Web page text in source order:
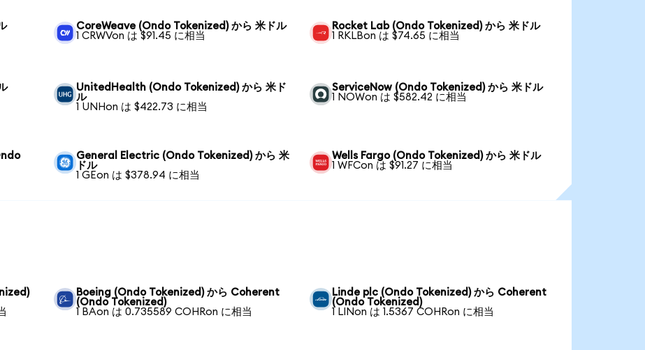
CoreWeave (Ondo Tokenized) から 米ドル
1 CRWVon は $91.45 に相当
Rocket Lab (Ondo Tokenized) から 米ドル
1 RKLBon は $74.65 に相当
UnitedHealth (Ondo Tokenized) から 米ド
ル
1 UNHon は $422.73 に相当
ServiceNow (Ondo Tokenized) から 米ドル
1 NOWon は $582.42 に相当
General Electric (Ondo Tokenized) から 米
ドル
1 GEon は $378.94 に相当
Wells Fargo (Ondo Tokenized) から 米ドル
1 WFCon は $91.27 に相当
Boeing (Ondo Tokenized) から Coherent
(Ondo Tokenized)
1 BAon は 0.735589 COHRon に相当
Linde plc (Ondo Tokenized) から Coherent
(Ondo Tokenized)
1 LINon は 1.5367 COHRon に相当